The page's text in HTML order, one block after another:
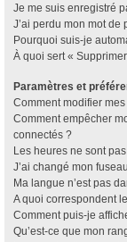
Je me suis enregistré
J’ai perdu mon mot de
Pourquoi suis-je
À quoi sert «
Paramètres et
Comment modifier
Comment empêcher
connectés ?
Les heures ne sont
J’ai changé mon
Ma langue n’est pas
A quoi correspondent
Comment puis-je
Qu’est-ce que mon